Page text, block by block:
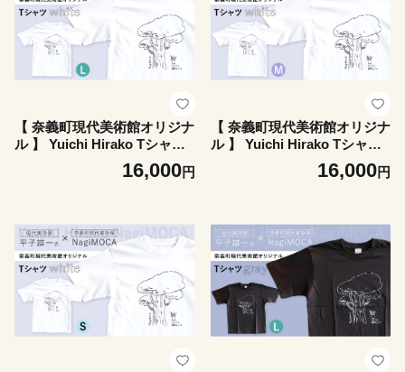
【 奈義町現代美術館オリジナ
ル 】 Yuichi Hirako Tシャツ
NagiMOCA white Lサイズ 洋
服 服 シャツ ファッション オ
ッズ レディース メンズ 平子
雄一
16,000円
【 奈義町現代美術館オリジナ
ル 】 Yuichi Hirako Tシャツ
NagiMOCA white Mサイズ
洋服 服 シャツ ファッション
グッズ レディース メンズ 平
子雄一
16,000円